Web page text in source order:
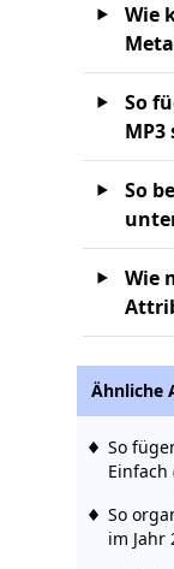
Wie
So
MP3
So
Wie
Ähnliche
So
Einfach
So
im Jahr